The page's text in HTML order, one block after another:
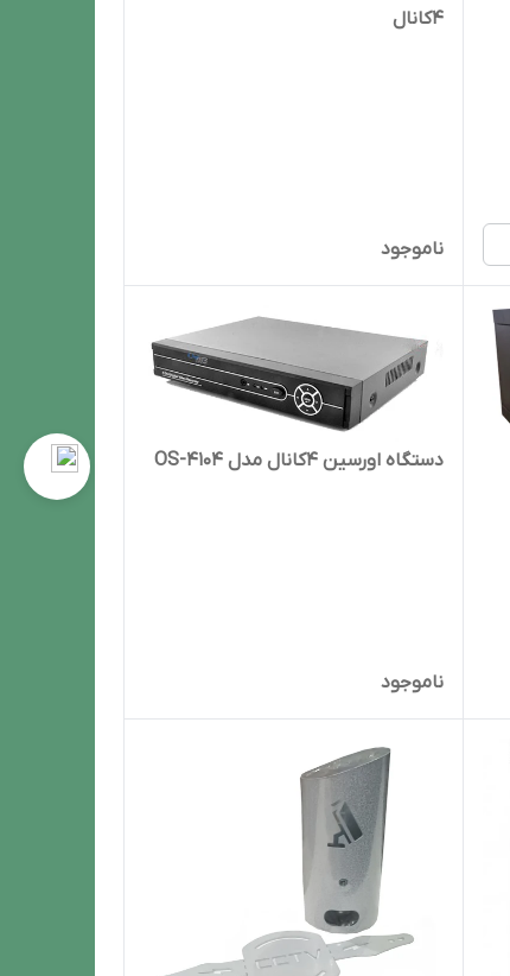
4کانال
ناموجود
دستگاه اورسین 4کانال مدل OS-4104
ناموجود